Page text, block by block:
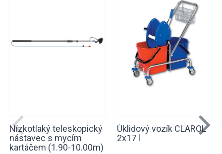
Nízkotlaký teleskopický
nástavec s mycím
kartáčem (1.90-10.00m)
Úklidový vozík CLAROL
2x17 l